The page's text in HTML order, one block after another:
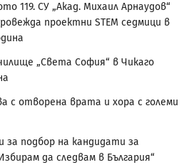
119. СУ „Акад. Михаил Арнаудов“
проектни STEM седмици в
„Света София“ в Чикаго
с отворена врата и хора с големи
за подбор на кандидати за
да следвам в България“